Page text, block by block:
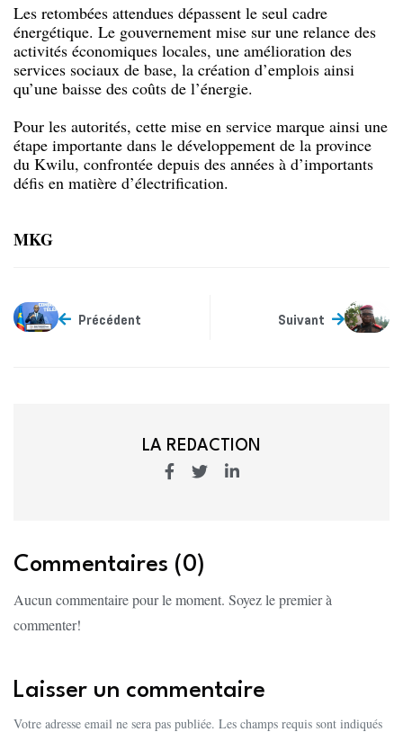
Les retombées attendues dépassent le seul cadre
énergétique. Le gouvernement mise sur une relance des
activités économiques locales, une amélioration des
services sociaux de base, la création d’emplois ainsi
qu’une baisse des coûts de l’énergie.
Pour les autorités, cette mise en service marque ainsi une
étape importante dans le développement de la province
du Kwilu, confrontée depuis des années à d’importants
défis en matière d’électrification.
MKG
Précédent Suivant
LA REDACTION
Commentaires (0)
Aucun commentaire pour le moment. Soyez le premier à
commenter!
Laisser un commentaire
Votre adresse email ne sera pas publiée. Les champs requis sont indiqués